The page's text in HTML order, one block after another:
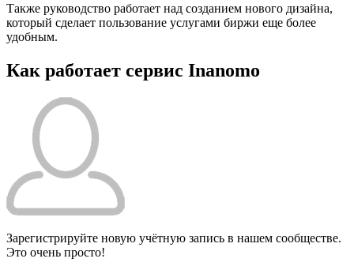
Также руководство работает над созданием нового дизайна,
который сделает пользование услугами биржи еще более
удобным.
Как работает сервис Inanomo
Зарегистрируйте новую учётную запись в нашем сообществе.
Это очень просто!